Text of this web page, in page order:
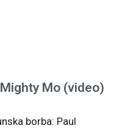
Mo (video)
borba: Paul